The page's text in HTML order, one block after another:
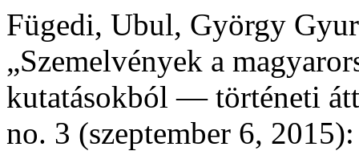
Fügedi, Ubul, György
„Szemelvények a
kutatásokból — történeti
no. 3 (szeptember 6,